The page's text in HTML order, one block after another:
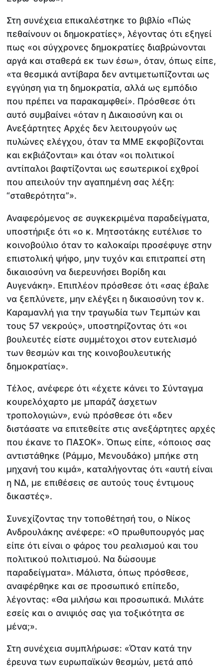
Στη συνέχεια επικαλέστηκε το βιβλίο «Πώς
πεθαίνουν οι δημοκρατίες», λέγοντας ότι εξηγεί
πως «οι σύγχρονες δημοκρατίες διαβρώνονται
αργά και σταθερά εκ των έσω», όταν, όπως είπε,
«τα θεσμικά αντίβαρα δεν αντιμετωπίζονται ως
εγγύηση για τη δημοκρατία, αλλά ως εμπόδιο
που πρέπει να παρακαμφθεί». Πρόσθεσε ότι
αυτό συμβαίνει «όταν η Δικαιοσύνη και οι
Ανεξάρτητες Αρχές δεν λειτουργούν ως
πυλώνες ελέγχου, όταν τα ΜΜΕ εκφοβίζονται
και εκβιάζονται» και όταν «οι πολιτικοί
αντίπαλοι βαφτίζονται ως εσωτερικοί εχθροί
που απειλούν την αγαπημένη σας λέξη:
“σταθερότητα”».
Αναφερόμενος σε συγκεκριμένα παραδείγματα,
υποστήριξε ότι «ο κ. Μητσοτάκης ευτέλισε το
κοινοβούλιο όταν το καλοκαίρι προσέφυγε στην
επιστολική ψήφο, μην τυχόν και επιτραπεί στη
δικαιοσύνη να διερευνήσει Βορίδη και
Αυγενάκη». Επιπλέον πρόσθεσε ότι «σας έβαλε
να ξεπλύνετε, μην ελέγξει η δικαιοσύνη τον κ.
Καραμανλή για την τραγωδία των Τεμπών και
τους 57 νεκρούς», υποστηρίζοντας ότι «οι
βουλευτές είστε συμμέτοχοι στον ευτελισμό
των θεσμών και της κοινοβουλευτικής
δημοκρατίας».
Τέλος, ανέφερε ότι «έχετε κάνει το Σύνταγμα
κουρελόχαρτο με μπαράζ άσχετων
τροπολογιών», ενώ πρόσθεσε ότι «δεν
διστάσατε να επιτεθείτε στις ανεξάρτητες αρχές
που έκανε το ΠΑΣΟΚ». Όπως είπε, «όποιος σας
αντιστάθηκε (Ράμμο, Μενουδάκο) μπήκε στη
μηχανή του κιμά», καταλήγοντας ότι «αυτή είναι
η ΝΔ, με επιθέσεις σε αυτούς τους έντιμους
δικαστές».
Συνεχίζοντας την τοποθέτησή του, ο Νίκος
Ανδρουλάκης ανέφερε: «Ο πρωθυπουργός μας
είπε ότι είναι ο φάρος του ρεαλισμού και του
πολιτικού πολιτισμού. Να δώσουμε
παραδείγματα». Μάλιστα, όπως πρόσθεσε,
αναφέρθηκε και σε προσωπικό επίπεδο,
λέγοντας: «Θα μιλήσω και προσωπικά. Μιλάτε
εσείς και ο ανιψιός σας για τοξικότητα σε
μένα;».
Στη συνέχεια συμπλήρωσε: «Όταν κατά την
έρευνα των ευρωπαϊκών θεσμών, μετά από